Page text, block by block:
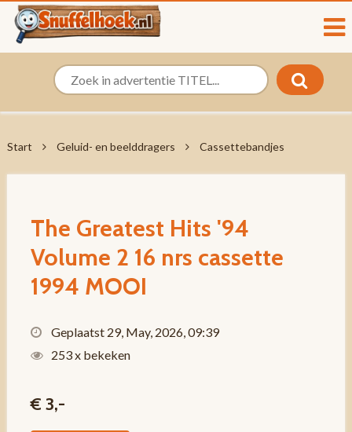
Start Geluid- en beelddragers Cassettebandjes
The Greatest Hits '94
Volume 2 16 nrs cassette
1994 MOOI
Geplaatst 29, May, 2026, 09:39
253 x bekeken
€ 3,-